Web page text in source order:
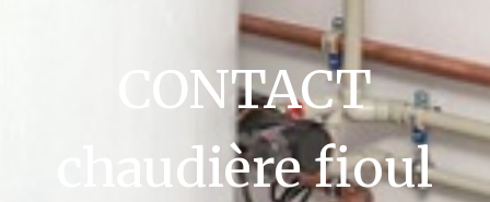
CONTACT
chaudière fioul